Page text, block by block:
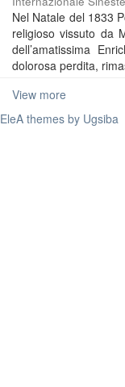
Nel Natale del 1833
religioso vissuto da
dell’amatissima
dolorosa perdita,
View more
EleA themes by Ugsiba